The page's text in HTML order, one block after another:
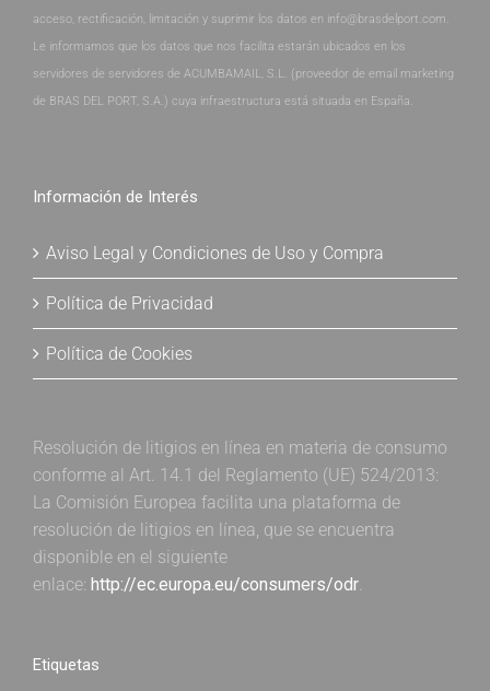
acceso, rectificación, limitación y suprimir los datos en info@brasdelport.com.
Le informamos que los datos que nos facilita estarán ubicados en los
servidores de servidores de ACUMBAMAIL, S.L. (proveedor de email marketing
de BRAS DEL PORT, S.A.) cuya infraestructura está situada en España.
Información de Interés
Aviso Legal y Condiciones de Uso y Compra
Política de Privacidad
Política de Cookies
Resolución de litigios en línea en materia de consumo
conforme al Art. 14.1 del Reglamento (UE) 524/2013:
La Comisión Europea facilita una plataforma de
resolución de litigios en línea, que se encuentra
disponible en el siguiente
enlace: http://ec.europa.eu/consumers/odr.
Etiquetas